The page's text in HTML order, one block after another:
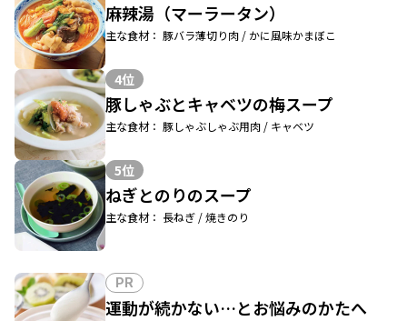
麻辣湯（マーラータン）
主な食材： 豚バラ薄切り肉 / かに風味かまぼこ
4位
豚しゃぶとキャベツの梅スープ
主な食材： 豚しゃぶしゃぶ用肉 / キャベツ
5位
ねぎとのりのスープ
主な食材： 長ねぎ / 焼きのり
PR
運動が続かない…とお悩みのかたへ